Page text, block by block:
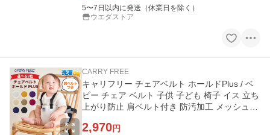
5〜7日以内に発送（休業日を除く）
ウエダストア
CARRY FREE
キャリフリー チェアベルト ホールドPlus / ベ
ビー チェア ベルト 子供 子ども 椅子 イス 立ち
上がり防止 肩ベルト付き 防汚加工 メッシュ通
2,970円